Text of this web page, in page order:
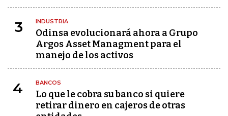
3 INDUSTRIA
Odinsa evolucionará ahora a Grupo
Argos Asset Managment para el
manejo de los activos
4 BANCOS
Lo que le cobra su banco si quiere
retirar dinero en cajeros de otras